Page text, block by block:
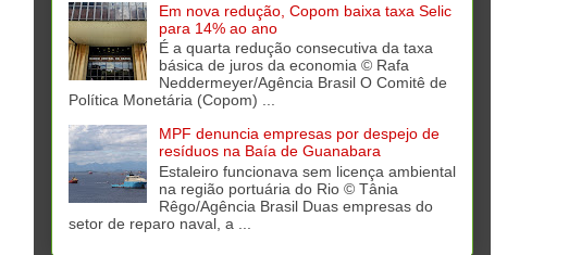
Em nova redução, Copom baixa taxa Selic
para 14% ao ano
É a quarta redução consecutiva da taxa
básica de juros da economia © Rafa
Neddermeyer/Agência Brasil O Comitê de
Política Monetária (Copom) ...
MPF denuncia empresas por despejo de
resíduos na Baía de Guanabara
Estaleiro funcionava sem licença ambiental
na região portuária do Rio © Tânia
Rêgo/Agência Brasil Duas empresas do
setor de reparo naval, a ...